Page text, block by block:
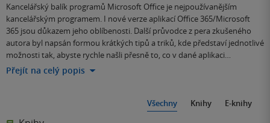
Kancelářský balík programů Microsoft Office je nejpoužívanějším
kancelářským programem. I nové verze aplikací Office 365/Microsoft
365 jsou důkazem jeho oblíbenosti. Další průvodce z pera zkušeného
autora byl napsán formou krátkých tipů a triků, kde představí jednotlivé
možnosti tak, abyste rychle našli přesně to, co v dané aplikaci…
Přejít na celý popis
Všechny Knihy E-knihy